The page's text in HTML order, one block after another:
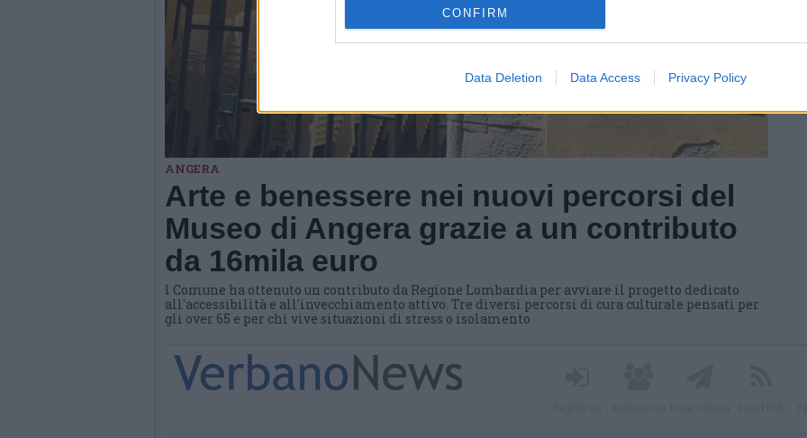
CONFIRM
Data Deletion Data Access Privacy Policy
ANGERA
Arte e benessere nei nuovi percorsi del
Museo di Angera grazie a un contributo
da 16mila euro
l Comune ha ottenuto un contributo da Regione Lombardia per avviare il progetto dedicato
all'accessibilità e all'invecchiamento attivo. Tre diversi percorsi di cura culturale pensati per
gli over 65 e per chi vive situazioni di stress o isolamento